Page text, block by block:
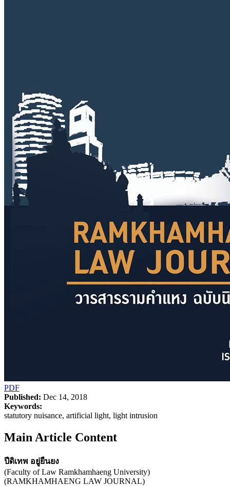
PDF
Published: Dec 14, 2018
Keywords:
statutory nuisance, artificial light, light intrusion
Main Article Content
ปีดิเทพ อยู่ยืนยง
(Faculty of Law Ramkhamhaeng University)
(RAMKHAMHAENG LAW JOURNAL)